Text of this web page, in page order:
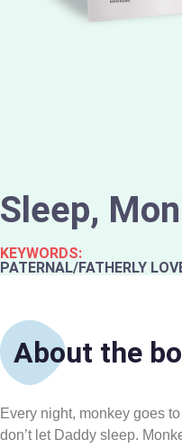
Sleep,
KEYWORDS:
PATERNAL/FATHERLY
About the
Every night, monkey goes
don’t let Daddy sleep.